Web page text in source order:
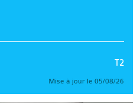
T2
Mise à jour le 05/08/26